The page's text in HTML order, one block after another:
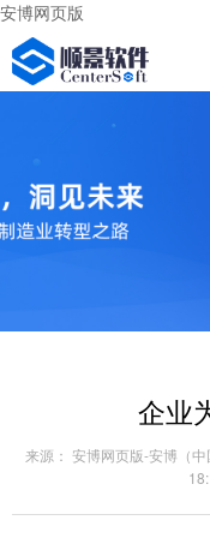
安博网页版
企业
来源： 安博网页版-安博（中